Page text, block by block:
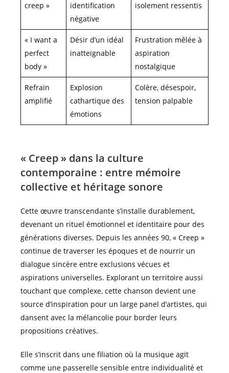
creep »
identification
négative
isolement ressentis
« I want a
perfect
body »
Désir d’un idéal
inatteignable
Frustration mêlée à
aspiration
nostalgique
Refrain
amplifié
Explosion
cathartique des
émotions
Colère, désespoir,
tension palpable
« Creep » dans la culture
contemporaine : entre mémoire
collective et héritage sonore
Cette œuvre transcendante s’installe durablement,
devenant un rituel émotionnel et identitaire pour des
générations diverses. Depuis les années 90, « Creep »
continue de traverser les époques et de nourrir un
dialogue sincère entre exclusions vécues et
aspirations universelles. Explorant un territoire aussi
touchant que complexe, cette chanson devient une
source d’inspiration pour un large panel d’artistes, qui
dansent avec la mélancolie pour border leurs
propositions créatives.
Elle s’inscrit dans une filiation où la musique agit
comme une passerelle sensible entre individualité et